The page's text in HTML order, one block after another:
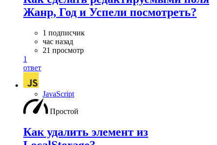
Жанр, Год и Успели посмотреть?
1 подписчик
час назад
21 просмотр
1
ответ
JavaScript
Простой
Как удалить элемент из